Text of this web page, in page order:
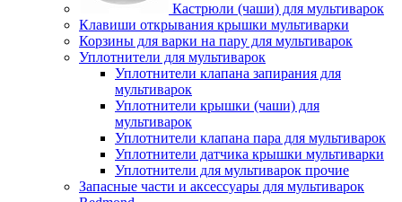
Кастрюли (чаши) для мультиварок
Клавиши открывания крышки мультиварки
Корзины для варки на пару для мультиварок
Уплотнители для мультиварок
Уплотнители клапана запирания для
мультиварок
Уплотнители крышки (чаши) для
мультиварок
Уплотнители клапана пара для мультиварок
Уплотнители датчика крышки мультиварки
Уплотнители для мультиварок прочие
Запасные части и аксессуары для мультиварок